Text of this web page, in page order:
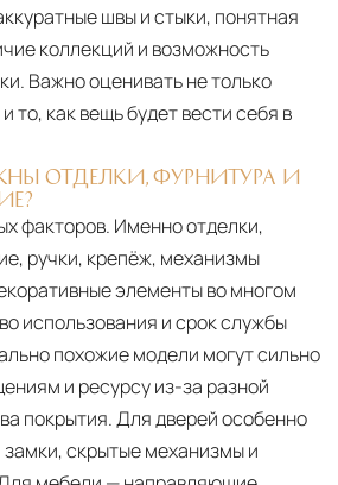
швы и стыки, понятная
коллекций и возможность
Важно оценивать не только
то, как вещь будет вести себя в
ОТДЕЛКИ, ФУРНИТУРА И
факторов. Именно отделки,
ручки, крепёж, механизмы
элементы во многом
использования и срок службы
похожие модели могут сильно
и ресурсу из-за разной
покрытия. Для дверей особенно
скрытые механизмы и